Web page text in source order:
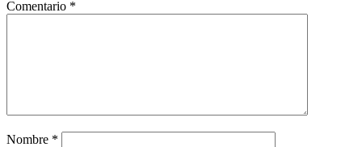
Comentario *
Nombre *